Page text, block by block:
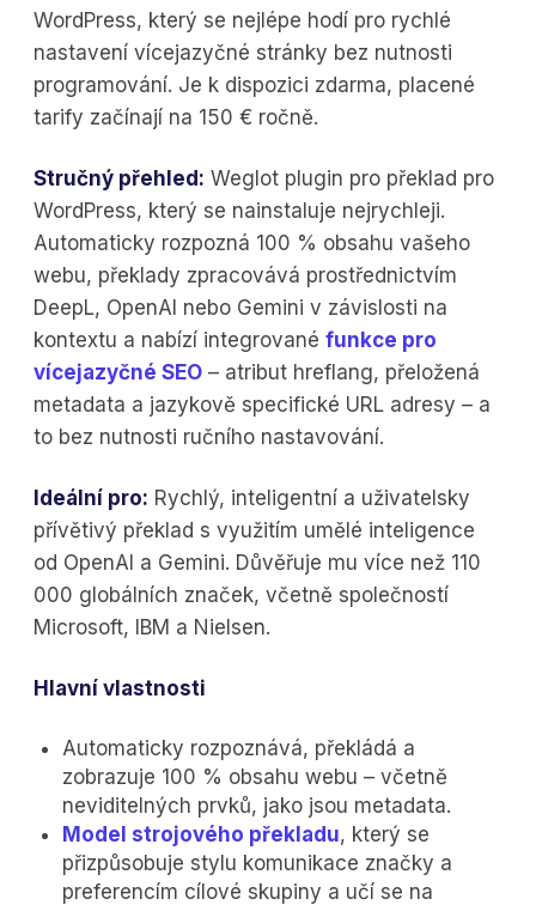
WordPress, který se nejlépe hodí pro rychlé
nastavení vícejazyčné stránky bez nutnosti
programování. Je k dispozici zdarma, placené
tarify začínají na 150 € ročně.
Stručný přehled: Weglot plugin pro překlad pro
WordPress, který se nainstaluje nejrychleji.
Automaticky rozpozná 100 % obsahu vašeho
webu, překlady zpracovává prostřednictvím
DeepL, OpenAI nebo Gemini v závislosti na
kontextu a nabízí integrované funkce pro
vícejazyčné SEO – atribut hreflang, přeložená
metadata a jazykově specifické URL adresy – a
to bez nutnosti ručního nastavování.
Ideální pro: Rychlý, inteligentní a uživatelsky
přívětivý překlad s využitím umělé inteligence
od OpenAI a Gemini. Důvěřuje mu více než 110
000 globálních značek, včetně společností
Microsoft, IBM a Nielsen.
Hlavní vlastnosti
Automaticky rozpoznává, překládá a
zobrazuje 100 % obsahu webu – včetně
neviditelných prvků, jako jsou metadata.
Model strojového překladu, který se
přizpůsobuje stylu komunikace značky a
preferencím cílové skupiny a učí se na